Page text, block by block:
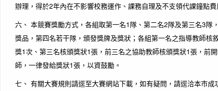
辦理，得於2年內在不影響校務運作、課務自理及不支領代課鐘點
六、 本競賽獎勵方式，各組取第一名1隊、第二名2隊及第三名3隊
獎品，第四名若干隊，頒發獎牌及獎狀；各組第一名之指導教師核
獎1次、第三名核頒獎狀1張，前三名之協助教師核頒獎狀1張，前
師，一律發給獎狀1張，以資鼓勵。
七、 有關大賽規則請逕至大賽網站下載，如有疑問，請逕洽本市